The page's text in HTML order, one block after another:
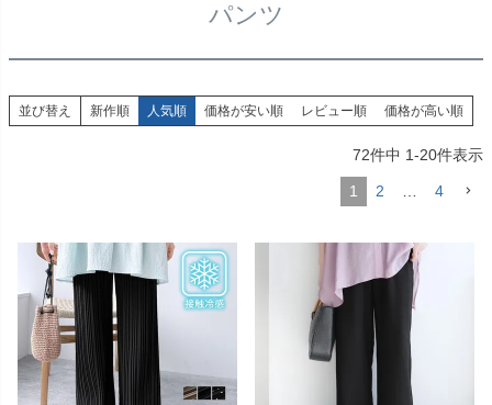
パンツ
並び替え 新作順 人気順 価格が安い順 レビュー順 価格が高い順
72件中 1-20件表示
1 2 … 4